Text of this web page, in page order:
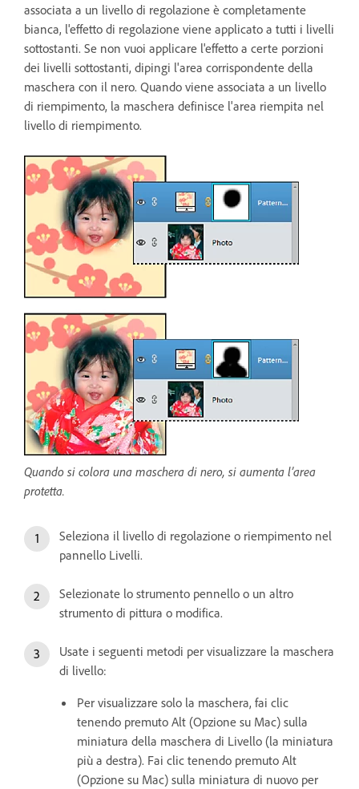
associata a un livello di regolazione è completamente
bianca, l'effetto di regolazione viene applicato a tutti i livelli
sottostanti. Se non vuoi applicare l'effetto a certe porzioni
dei livelli sottostanti, dipingi l'area corrispondente della
maschera con il nero. Quando viene associata a un livello
di riempimento, la maschera definisce l'area riempita nel
livello di riempimento.
Quando si colora una maschera di nero, si aumenta l’area
protetta.
Seleziona il livello di regolazione o riempimento nel
pannello Livelli.
Selezionate lo strumento pennello o un altro
strumento di pittura o modifica.
Usate i seguenti metodi per visualizzare la maschera
di livello:
Per visualizzare solo la maschera, fai clic
tenendo premuto Alt (Opzione su Mac) sulla
miniatura della maschera di Livello (la miniatura
più a destra). Fai clic tenendo premuto Alt
(Opzione su Mac) sulla miniatura di nuovo per